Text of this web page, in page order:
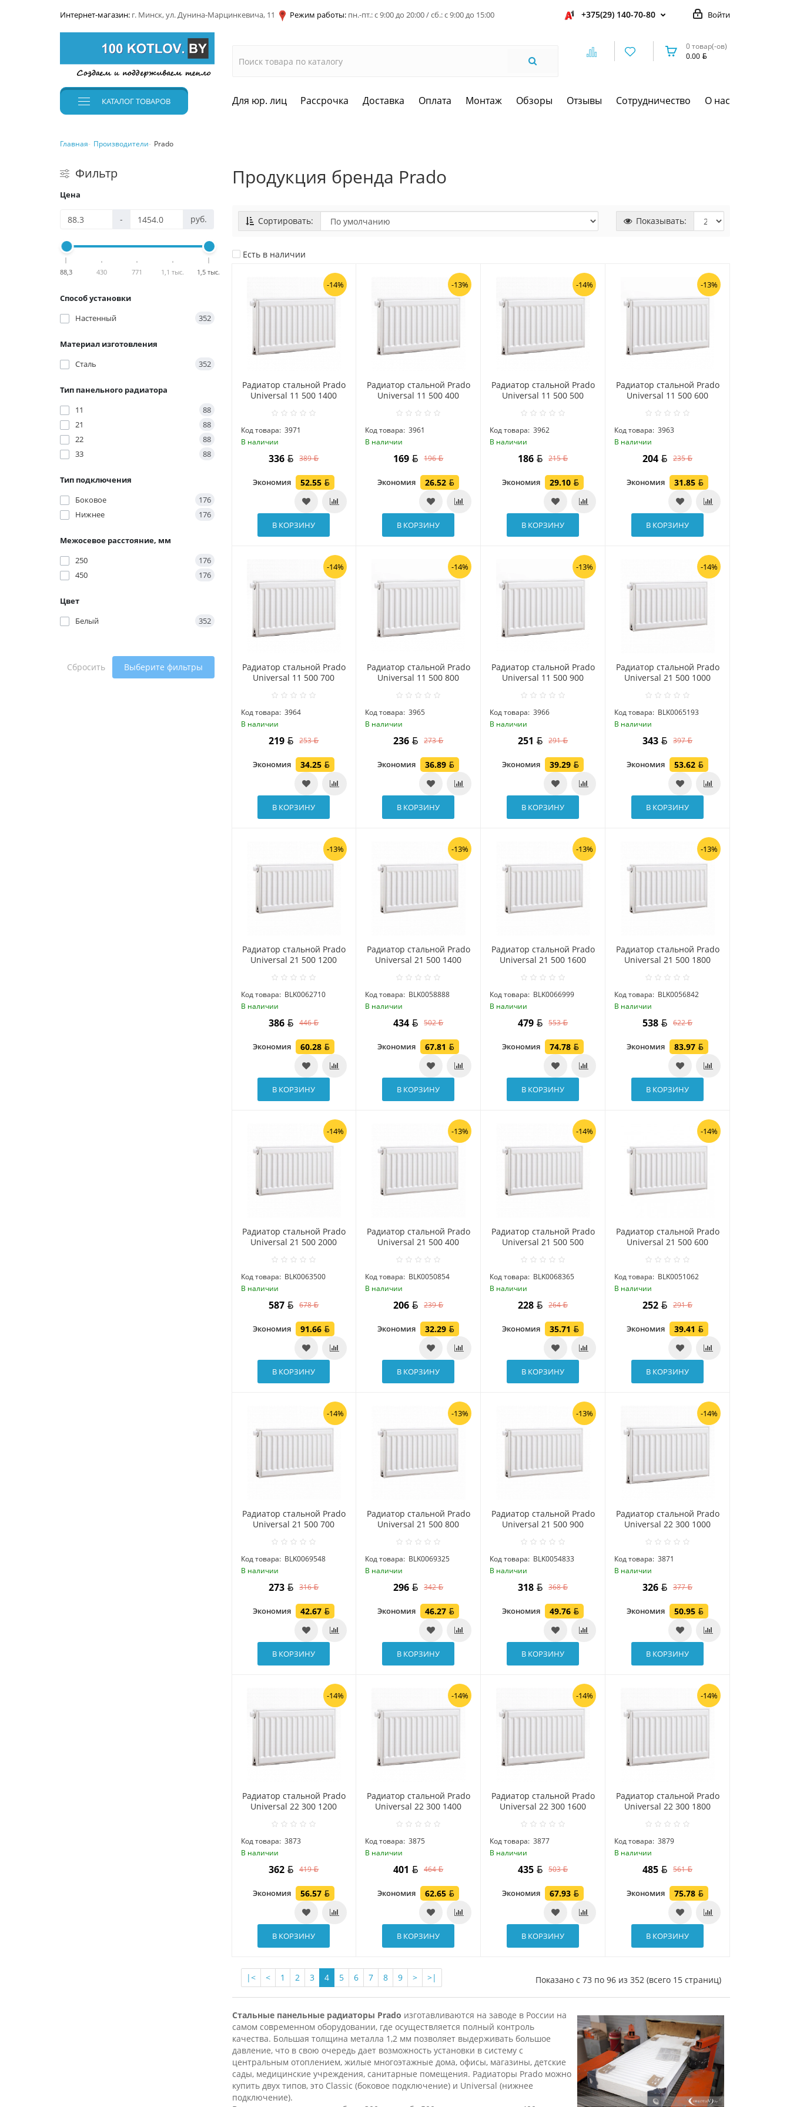
Интернет-магазин: г. Минск, ул. Дунина-Марцинкевича, 11 Режим работы: пн.-пт.: с 9:00 до 20:00 / сб.: с 9:00 до 15:00 Войти
+375(29) 140-70-80
0 товар(-ов)
0.00
КАТАЛОГТОВАРОВ Для юр. лиц Рассрочка Доставка Оплата Монтаж Обзоры Отзывы Сотрудничество О нас
Главная Производители Prado
Фильтр
Цена
- руб.
88,3 430 771 1,1 тыс. 1,5 тыс.
Способ установки
Настенный
352
Материал изготовления
Сталь
352
Тип панельного радиатора
11
88
21
88
22
88
33
88
Тип подключения
Боковое
176
Нижнее
176
Межосевое расстояние, мм
250
176
450
176
Цвет
Белый
352
Сбросить Выберите фильтры
Продукция бренда Prado
Сортировать: Показывать:
Есть в наличии
-14%
Радиатор стальной Prado
Universal 11 500 1400
Код товара: 3971
В наличии
336 389
Экономия 52.55
В КОРЗИНУ
-13%
Радиатор стальной Prado
Universal 11 500 400
Код товара: 3961
В наличии
169 196
Экономия 26.52
В КОРЗИНУ
-14%
Радиатор стальной Prado
Universal 11 500 500
Код товара: 3962
В наличии
186 215
Экономия 29.10
В КОРЗИНУ
-13%
Радиатор стальной Prado
Universal 11 500 600
Код товара: 3963
В наличии
204 235
Экономия 31.85
В КОРЗИНУ
-14%
Радиатор стальной Prado
Universal 11 500 700
Код товара: 3964
В наличии
219 253
Экономия 34.25
В КОРЗИНУ
-14%
Радиатор стальной Prado
Universal 11 500 800
Код товара: 3965
В наличии
236 273
Экономия 36.89
В КОРЗИНУ
-13%
Радиатор стальной Prado
Universal 11 500 900
Код товара: 3966
В наличии
251 291
Экономия 39.29
В КОРЗИНУ
-14%
Радиатор стальной Prado
Universal 21 500 1000
Код товара: BLK0065193
В наличии
343 397
Экономия 53.62
В КОРЗИНУ
-13%
Радиатор стальной Prado
Universal 21 500 1200
Код товара: BLK0062710
В наличии
386 446
Экономия 60.28
В КОРЗИНУ
-13%
Радиатор стальной Prado
Universal 21 500 1400
Код товара: BLK0058888
В наличии
434 502
Экономия 67.81
В КОРЗИНУ
-13%
Радиатор стальной Prado
Universal 21 500 1600
Код товара: BLK0066999
В наличии
479 553
Экономия 74.78
В КОРЗИНУ
-13%
Радиатор стальной Prado
Universal 21 500 1800
Код товара: BLK0056842
В наличии
538 622
Экономия 83.97
В КОРЗИНУ
-14%
Радиатор стальной Prado
Universal 21 500 2000
Код товара: BLK0063500
В наличии
587 678
Экономия 91.66
В КОРЗИНУ
-13%
Радиатор стальной Prado
Universal 21 500 400
Код товара: BLK0050854
В наличии
206 239
Экономия 32.29
В КОРЗИНУ
-14%
Радиатор стальной Prado
Universal 21 500 500
Код товара: BLK0068365
В наличии
228 264
Экономия 35.71
В КОРЗИНУ
-14%
Радиатор стальной Prado
Universal 21 500 600
Код товара: BLK0051062
В наличии
252 291
Экономия 39.41
В КОРЗИНУ
-14%
Радиатор стальной Prado
Universal 21 500 700
Код товара: BLK0069548
В наличии
273 316
Экономия 42.67
В КОРЗИНУ
-13%
Радиатор стальной Prado
Universal 21 500 800
Код товара: BLK0069325
В наличии
296 342
Экономия 46.27
В КОРЗИНУ
-13%
Радиатор стальной Prado
Universal 21 500 900
Код товара: BLK0054833
В наличии
318 368
Экономия 49.76
В КОРЗИНУ
-14%
Радиатор стальной Prado
Universal 22 300 1000
Код товара: 3871
В наличии
326 377
Экономия 50.95
В КОРЗИНУ
-14%
Радиатор стальной Prado
Universal 22 300 1200
Код товара: 3873
В наличии
362 419
Экономия 56.57
В КОРЗИНУ
-14%
Радиатор стальной Prado
Universal 22 300 1400
Код товара: 3875
В наличии
401 464
Экономия 62.65
В КОРЗИНУ
-14%
Радиатор стальной Prado
Universal 22 300 1600
Код товара: 3877
В наличии
435 503
Экономия 67.93
В КОРЗИНУ
-14%
Радиатор стальной Prado
Universal 22 300 1800
Код товара: 3879
В наличии
485 561
Экономия 75.78
В КОРЗИНУ
|< < 1 2 3 4 5 6 7 8 9 > >| Показано с 73 по 96 из 352 (всего 15 страниц)
Стальные панельные радиаторы Prado изготавливаются на заводе в России на
самом современном оборудовании, где осуществляется полный контроль
качества. Большая толщина металла 1,2 мм позволяет выдерживать большое
давление, что в свою очередь дает возможность установки в систему с
центральным отоплением, жилые многоэтажные дома, офисы, магазины, детские
сады, медицинские учреждения, санитарные помещения. Радиаторы Prado можно
купить двух типов, это Classic (боковое подключение) и Universal (нижнее
подключение).